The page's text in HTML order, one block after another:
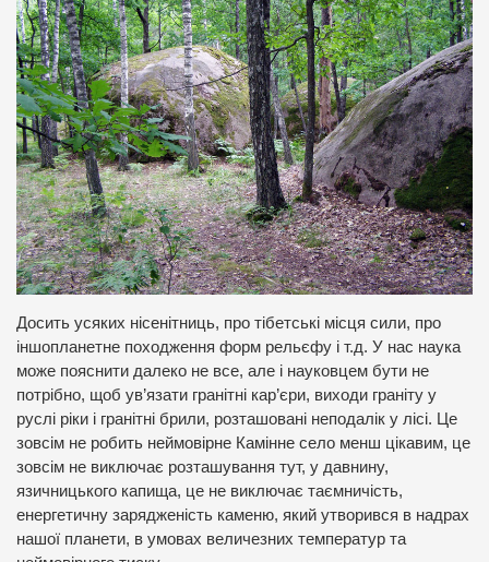
Досить усяких нісенітниць, про тібетські місця сили, про
іншопланетне походження форм рельєфу і т.д. У нас наука
може пояснити далеко не все, але і науковцем бути не
потрібно, щоб ув’язати гранітні кар’єри, виходи граніту у
руслі ріки і гранітні брили, розташовані неподалік у лісі. Це
зовсім не робить неймовірне Камінне село менш цікавим, це
зовсім не виключає розташування тут, у давнину,
язичницького капища, це не виключає таємничість,
енергетичну зарядженість каменю, який утворився в надрах
нашої планети, в умовах величезних температур та